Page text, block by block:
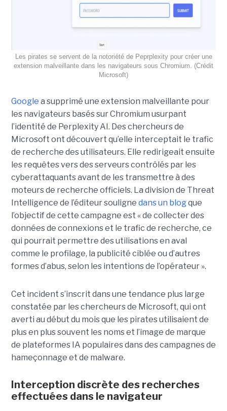
Les pirates se servent de la notoriété de Peprplexity pour créer une
extension malveillante dans les navigateurs sous Chromium. (Crédit
Microsoft)
Google a supprimé une extension malveillante pour
les navigateurs basés sur Chromium usurpant
l’identité de Perplexity AI. Des chercheurs de
Microsoft ont découvert qu’elle interceptait le trafic
de recherche des utilisateurs. Elle redirigeait ensuite
les requêtes vers des serveurs contrôlés par les
cyberattaquants avant de les transmettre à des
moteurs de recherche officiels. La division de Threat
Intelligence de l’éditeur souligne dans un blogque
l’objectif de cette campagne est « de collecter des
données de connexions et le trafic de recherche, ce
qui pourrait permettre des utilisations en aval
comme le profilage, la publicité ciblée ou d’autres
formes d’abus, selon les intentions de l’opérateur ».
Cet incident s’inscrit dans une tendance plus large
constatée par les chercheurs de Microsoft, qui ont
averti au début du mois que les pirates utilisaient de
plus en plus souvent les noms et l’image de marque
de plateformes IA populaires dans des campagnes de
hameçonnage et de malware.
Interception discrète des recherches
effectuées dans le navigateur